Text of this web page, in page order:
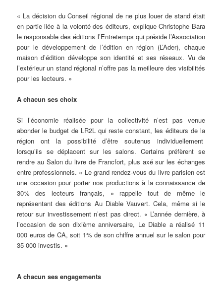
« La décision du Conseil régional de ne plus louer de stand était
en partie liée à la volonté des éditeurs, explique Christophe Bara
le responsable des éditions l’Entretemps qui préside l’Association
pour le développement de l’édition en région (L’Ader), chaque
maison d’édition développe son identité et ses réseaux. Vu de
l’extérieur un stand régional n’offre pas la meilleure des visibilités
pour les lecteurs. »
A chacun ses choix
Si l’économie réalisée pour la collectivité n’est pas venue
abonder le budget de LR2L qui reste constant, les éditeurs de la
région ont la possibilité d’être soutenus individuellement
lorsqu’ils se déplacent sur les salons. Certains préfèrent se
rendre au Salon du livre de Francfort, plus axé sur les échanges
entre professionnels. « Le grand rendez-vous du livre parisien est
une occasion pour porter nos productions à la connaissance de
30% des lecteurs français, » rappelle tout de même le
représentant des éditions Au Diable Vauvert. Cela, même si le
retour sur investissement n’est pas direct. « L’année dernière, à
l’occasion de son dixième anniversaire, Le Diable a réalisé 11
000 euros de CA, soit 1% de son chiffre annuel sur le salon pour
35 000 investis. »
A chacun ses engagements